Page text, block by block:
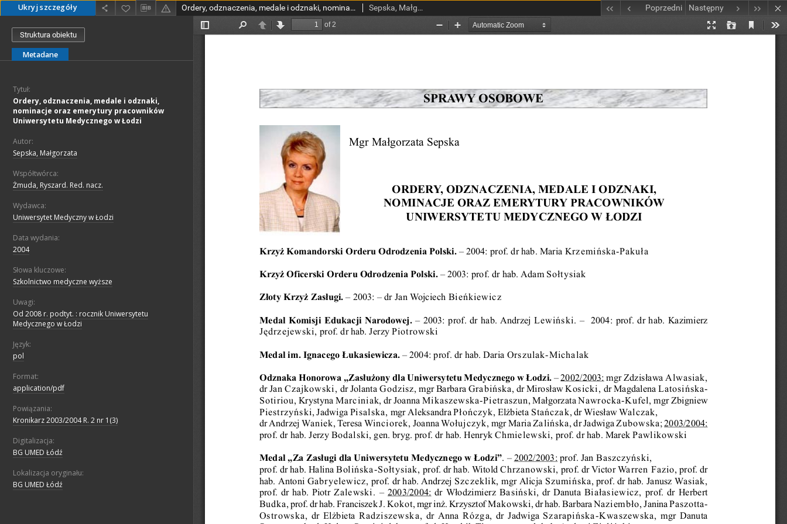
Ukryj szczegóły Ordery, odznaczenia, medale i odznaki, nominacje oraz emerytury pracowników Uniwersytetu Medycznego w Łodzi Sepska, Małgorzata Poprzedni Następny
Struktura obiektu
Metadane
Tytuł:
Ordery, odznaczenia, medale i odznaki,
nominacje oraz emerytury pracowników
Uniwersytetu Medycznego w Łodzi
Autor:
Sepska, Małgorzata
Współtwórca:
Żmuda, Ryszard. Red. nacz.
Wydawca:
Uniwersytet Medyczny w Łodzi
Data wydania:
2004
Słowa kluczowe:
Szkolnictwo medyczne wyższe
Uwagi:
Od 2008 r. podtyt. : rocznik Uniwersytetu
Medycznego w Łodzi
Język:
pol
Format:
application/pdf
Powiązania:
Kronikarz 2003/2004 R. 2 nr 1(3)
Digitalizacja:
BG UMED Łódź
Lokalizacja oryginału:
BG UMED Łódź